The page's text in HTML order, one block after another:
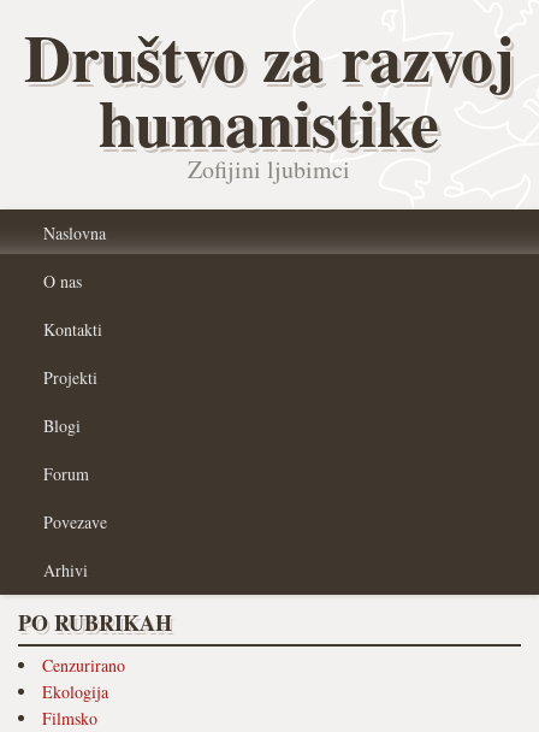
Društvo za razvoj
humanistike
Zofijini ljubimci
Naslovna
O nas
Kontakti
Projekti
Blogi
Forum
Povezave
Arhivi
PO RUBRIKAH
Cenzurirano
Ekologija
Filmsko